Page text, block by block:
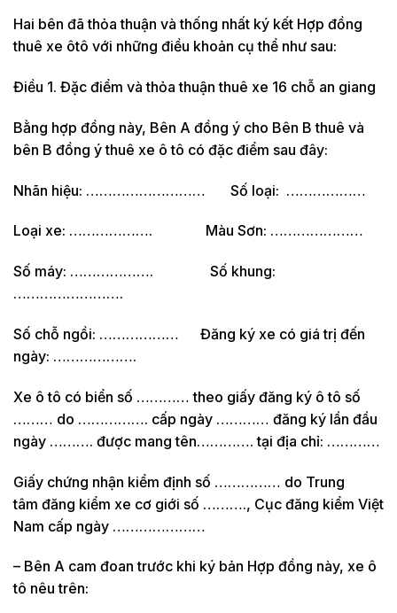
Hai bên đã thỏa thuận và thống nhất ký kết Hợp đồng
thuê xe ôtô với những điều khoản cụ thể như sau:
Điều 1. Đặc điểm và thỏa thuận thuê xe 16 chỗ an giang
Bằng hợp đồng này, Bên A đồng ý cho Bên B thuê và
bên B đồng ý thuê xe ô tô có đặc điểm sau đây:
Nhãn hiệu: ……………………… Số loại: ………………
Loại xe: ………………. Màu Sơn: …………………
Số máy: ………………. Số khung:
…………………….
Số chỗ ngồi: ……………… Đăng ký xe có giá trị đến
ngày: ……………….
Xe ô tô có biển số ………… theo giấy đăng ký ô tô số
……… do ……………. cấp ngày ………… đăng ký lần đầu
ngày ………. được mang tên…………. tại địa chỉ: …………
Giấy chứng nhận kiểm định số …………… do Trung
tâm đăng kiểm xe cơ giới số ………., Cục đăng kiểm Việt
Nam cấp ngày …………………
– Bên A cam đoan trước khi ký bản Hợp đồng này, xe ô
tô nêu trên: